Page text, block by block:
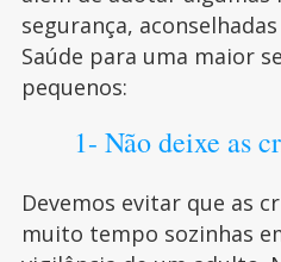
segurança,
Saúde para uma maior
pequenos:
1- Não deixe as
Devemos evitar que as
muito tempo sozinhas